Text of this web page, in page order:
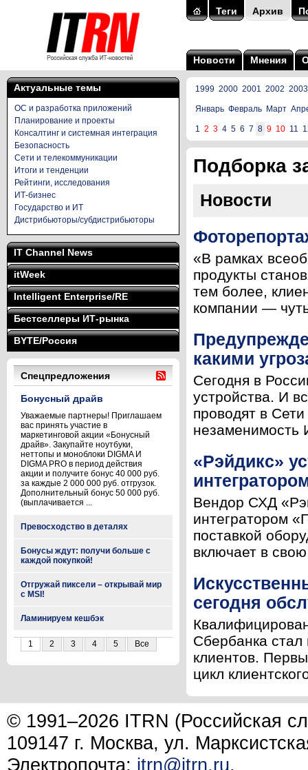
Теги Архив
Новости Мнения
Актуальные темы
ОС и разработка приложений
Планирование и проекты
Консалтинг и системная интеграция
Безопасность
Сети и телекоммуникации
Итоги и тенденции
Рейтинги, исследования
ИТ-бизнес
Государство и ИТ
Дистрибьюторы/субдистрибьюторы
IT Channel News
itWeek
Intelligent Enterprise/RE
Бестселлеры ИТ-рынка
BYTE/Россия
Спецпредложения
Бонусный драйв
Уважаемые партнеры! Приглашаем
вас принять участие в
маркетинговой акции «Бонусный
драйв». Закупайте ноутбуки,
неттопы и моноблоки DIGMA И
DIGMA PRO в период действия
акции и получите бонус 40 000 руб.
за каждые 2 000 000 руб. отгрузок.
Дополнительный бонус 50 000 руб.
(выплачивается ...
Превосходство в деталях
Бонусы ждут: получи больше с
каждой покупкой!
Отгружай пиксели – открывай мир
с MSI!
Ламинируем кешбэк
1 2 3 4 5 Все
1999 2000 2001 2002 2003
Январь Февраль Март
1 2 3 4 5 6 7 8 9 10 11
Подборка
Новости
«В рамках
продукты
тем более,
компании —
какими
Сегодня в
устройства. И
проводят в
незаменимость
«Рэйдикс»
Вендор СХД
интегратором
поставкой
включает в
сегодня
Сбербанка
клиентов.
цикл
© 1991–2026 ITRN (Российская
109147 г. Москва, ул.
Электропочта: itrn@itrn.ru.